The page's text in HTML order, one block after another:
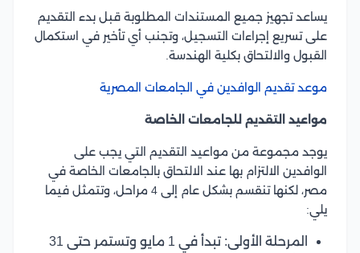
يساعد تجهيز جميع المستندات المطلوبة قبل بدء التقديم
على تسريع إجراءات التسجيل، وتجنب أي تأخير في استكمال
القبول والالتحاق بكلية الهندسة.
موعد تقديم الوافدين في الجامعات المصرية
مواعيد التقديم للجامعات الخاصة
يوجد مجموعة من مواعيد التقديم التي يجب على
الوافدين الالتزام بها عند الالتحاق بالجامعات الخاصة في
مصر، لكنها تنقسم بشكل عام إلى 4 مراحل، وتتمثل فيما
يلي:
المرحلة الأولى: تبدأ في 1 مايو وتستمر حتى 31